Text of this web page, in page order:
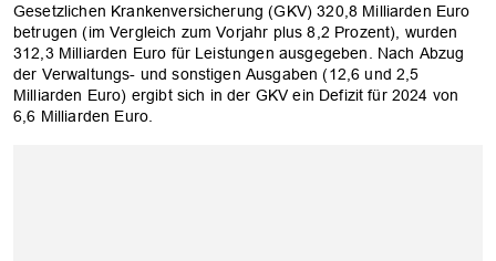
Gesetzlichen Krankenversicherung (GKV) 320,8 Milliarden Euro
betrugen (im Vergleich zum Vorjahr plus 8,2 Prozent), wurden
312,3 Milliarden Euro für Leistungen ausgegeben. Nach Abzug
der Verwaltungs- und sonstigen Ausgaben (12,6 und 2,5
Milliarden Euro) ergibt sich in der GKV ein Defizit für 2024 von
6,6 Milliarden Euro.